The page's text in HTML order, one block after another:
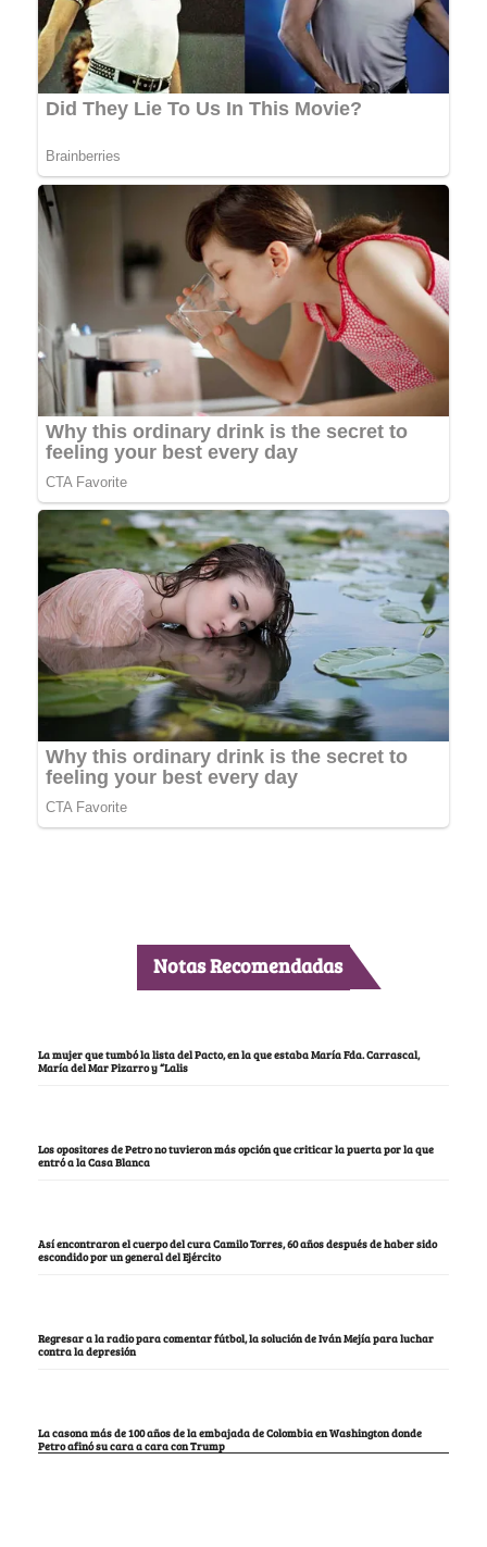
Notas Recomendadas
La mujer que tumbó la lista del Pacto, en la que estaba María Fda. Carrascal,
María del Mar Pizarro y “Lalis
Los opositores de Petro no tuvieron más opción que criticar la puerta por la que
entró a la Casa Blanca
Así encontraron el cuerpo del cura Camilo Torres, 60 años después de haber sido
escondido por un general del Ejército
Regresar a la radio para comentar fútbol, la solución de Iván Mejía para luchar
contra la depresión
La casona más de 100 años de la embajada de Colombia en Washington donde
Petro afinó su cara a cara con Trump